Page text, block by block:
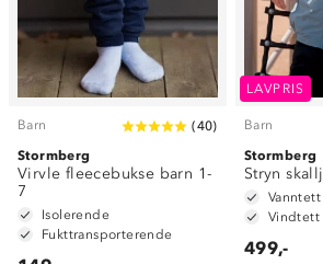
Barn (40)
Stormberg
Virvle fleecebukse barn 1-
7
Isolerende
Fukttransporterende
LAVPRIS
Barn
Stormberg
Stryn
Vindtett
499,-